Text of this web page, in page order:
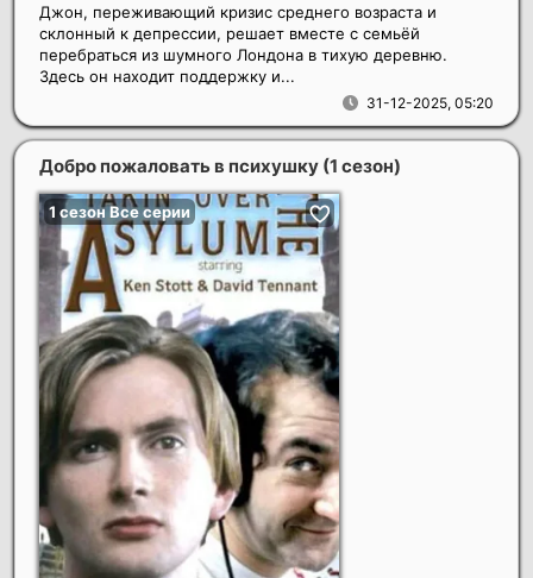
31-12-2025, 05:20
Джон, переживающий кризис среднего возраста и
склонный к депрессии, решает вместе с семьёй
перебраться из шумного Лондона в тихую деревню.
Здесь он находит поддержку и...
Добро пожаловать в психушку (1 сезон)